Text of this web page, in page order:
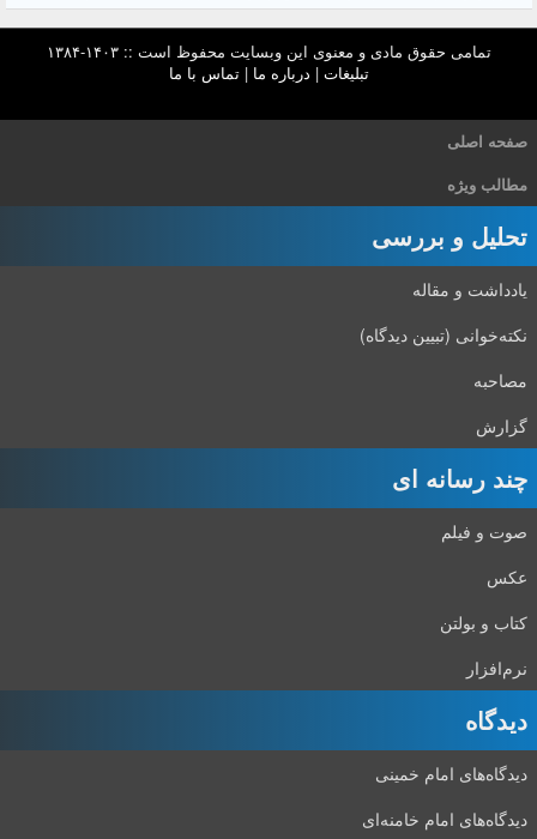
تمامی حقوق مادی و معنوی این وبسایت محفوظ است :: ۱۴۰۳-۱۳۸۴
تبلیغات | درباره ما |تماس با ما
صفحه اصلی
مطالب ویژه
تحلیل و بررسی
یادداشت و مقاله
نکته‌خوانی (تبیین دیدگاه)
مصاحبه
گزارش
چند رسانه ای
صوت و فیلم
عکس
کتاب و بولتن
نرم‌افزار
دیدگاه‌
دیدگاه‌های امام خمینی
دیدگاه‌های امام خامنه‌ای